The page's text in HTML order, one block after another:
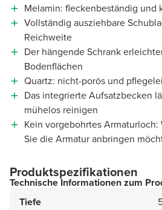
Melamin: fleckenbeständig und
Vollständig ausziehbare
Reichweite
Der hängende Schrank
Bodenflächen
Quartz: nicht-porös und
Das integrierte Aufsatzbecken
mühelos reinigen
Kein vorgebohrtes Armaturloch:
Sie die Armatur anbringen
Produktspezifikationen
Technische Informationen zum
Tiefe